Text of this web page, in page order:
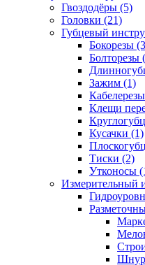
Гвоздодёры (5)
Головки (21)
Губцевый
Бокорезы
Болторезы
Зажим (1)
Клещи
Кусачки (1)
Тиски (2)
Утконосы
Измерительный